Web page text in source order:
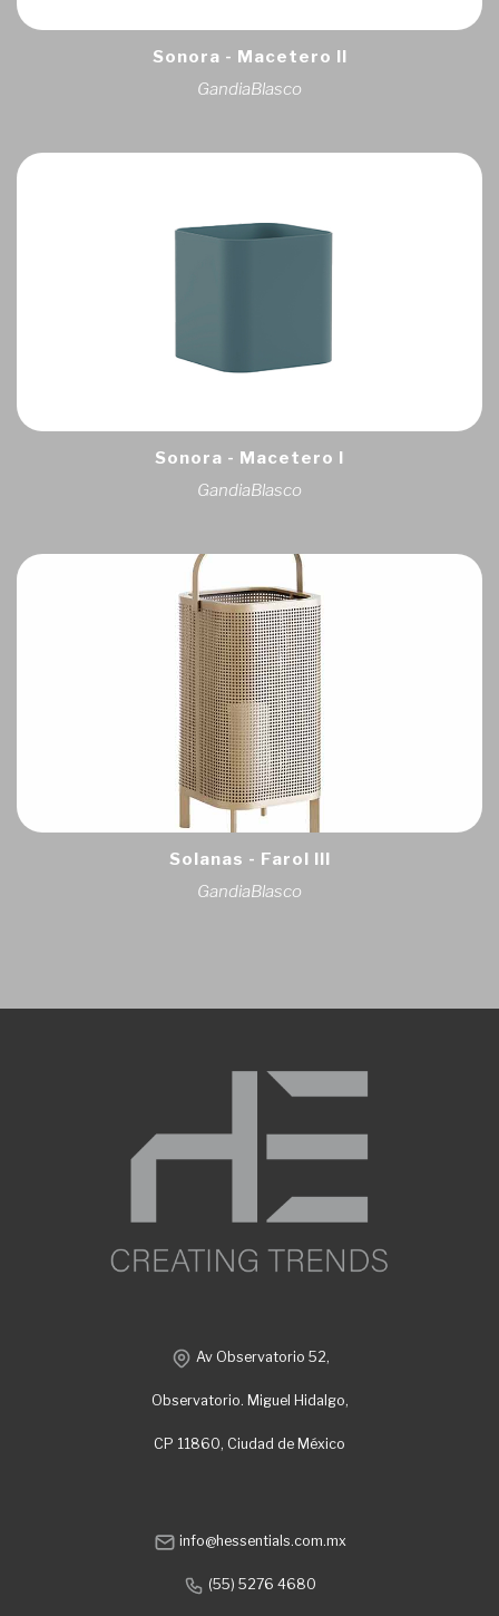
Sonora - Macetero II
GandiaBlasco
Sonora - Macetero I
GandiaBlasco
Solanas - Farol III
GandiaBlasco
Av Observatorio 52,
Observatorio. Miguel Hidalgo,
CP 11860, Ciudad de México
info@hessentials.com.mx
(55) 5276 4680